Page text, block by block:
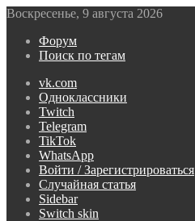
Воскресенье, 9 августа 2026
Форум
Поиск по тегам
vk.com
Одноклассники
Twitch
Telegram
TikTok
WhatsApp
Войти / Зарегистрироваться
Случайная статья
Sidebar
Switch skin